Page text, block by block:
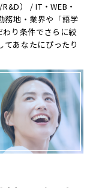
） / IT・WEB・
務地・業界や「語学
り条件でさらに絞
てあなたにぴったり